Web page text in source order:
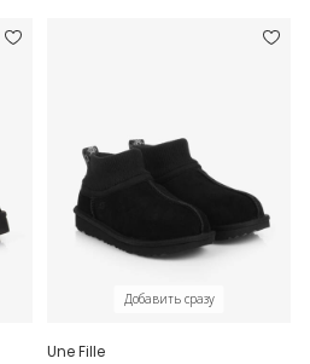
Добавить сразу
Une Fille